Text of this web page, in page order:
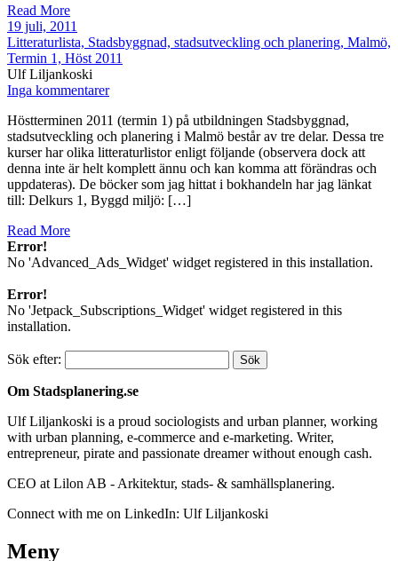
Read More
19 juli, 2011
Litteraturlista, Stadsbyggnad, stadsutveckling och planering, Malmö,
Termin 1, Höst 2011
Ulf Liljankoski
Inga kommentarer
Höstterminen 2011 (termin 1) på utbildningen Stadsbyggnad,
stadsutveckling och planering i Malmö består av tre delar. Dessa tre
kurser har olika litteraturlistor enligt följande (observera dock att
denna inte är helt komplett ännu och kan komma att förändras och
uppdateras). De böcker som jag hittat i bokhandeln har jag länkat
till: Delkurs 1, Byggd miljö: […]
Read More
Error!
No 'Advanced_Ads_Widget' widget registered in this installation.
Error!
No 'Jetpack_Subscriptions_Widget' widget registered in this
installation.
Sök efter:
Om Stadsplanering.se
Ulf Liljankoski is a proud sociologists and urban planner, working
with urban planning, e-commerce and e-marketing. Writer,
entrepreneur, pirate and passionate dreamer without enough cash.
CEO at Lilon AB - Arkitektur, stads- & samhällsplanering.
Connect with me on LinkedIn: Ulf Liljankoski
Meny